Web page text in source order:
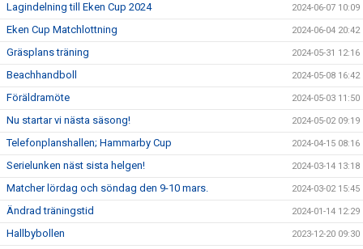
Lagindelning till Eken Cup 2024 2024-06-07 10:09
Eken Cup Matchlottning 2024-06-04 20:42
Gräsplans träning 2024-05-31 12:16
Beachhandboll 2024-05-08 16:42
Föräldramöte 2024-05-03 11:50
Nu startar vi nästa säsong! 2024-05-02 09:19
Telefonplanshallen; Hammarby Cup 2024-04-15 08:16
Serielunken näst sista helgen! 2024-03-14 13:18
Matcher lördag och söndag den 9-10 mars. 2024-03-02 15:45
Ändrad träningstid 2024-01-14 12:29
Hallbybollen 2023-12-20 09:30